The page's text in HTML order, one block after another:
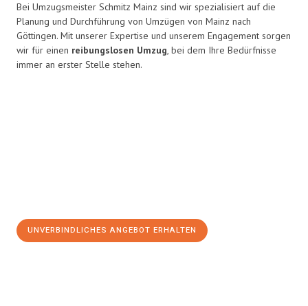
Bei Umzugsmeister Schmitz Mainz sind wir spezialisiert auf die
Planung und Durchführung von Umzügen von Mainz nach
Göttingen. Mit unserer Expertise und unserem Engagement sorgen
wir für einen reibungslosen Umzug, bei dem Ihre Bedürfnisse
immer an erster Stelle stehen.
UNVERBINDLICHES ANGEBOT ERHALTEN